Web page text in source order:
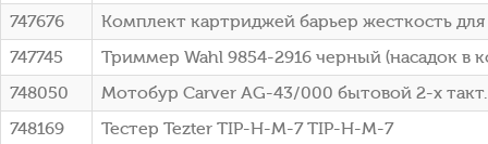
747676
Комплект картриджей барьер жесткость
747745
Триммер Wahl 9854-2916 черный (насадок в
748050
Мотобур Carver AG-43/000 бытовой 2-х
748169
Тестер Tezter TIP-H-M-7 TIP-H-M-7